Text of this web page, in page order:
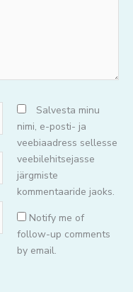
Salvesta minu
nimi, e-posti- ja
veebiaadress sellesse
veebilehitsejasse
järgmiste
kommentaaride jaoks.
Notify me of
follow-up comments
by email.